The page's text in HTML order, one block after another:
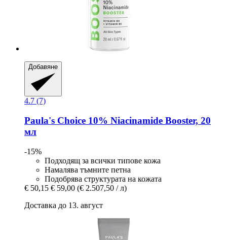
Добавяне
4.7 (7)
Paula's Choice 10% Niacinamide Booster, 20
мл
-15%
Подходящ за всички типове кожа
Намалява тъмните петна
Подобрява структурата на кожата
€ 50,15 € 59,00 (€ 2.507,50 / л)
Доставка до 13. август